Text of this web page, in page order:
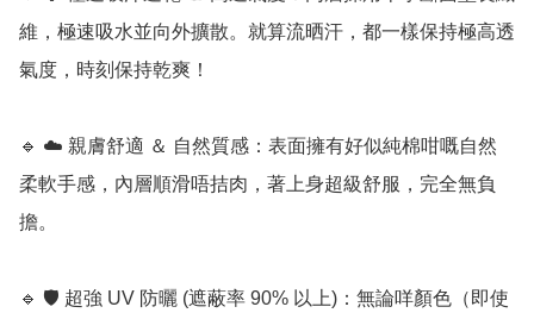
維，極速吸水並向外擴散。就算流晒汗，都一樣保持極高透
氣度，時刻保持乾爽！
🔹 ☁️ 親膚舒適 ＆ 自然質感：表面擁有好似純棉咁嘅自然
柔軟手感，內層順滑唔拮肉，著上身超級舒服，完全無負
擔。
🔹 🛡️ 超強 UV 防曬 (遮蔽率 90% 以上)：無論咩顏色（即使